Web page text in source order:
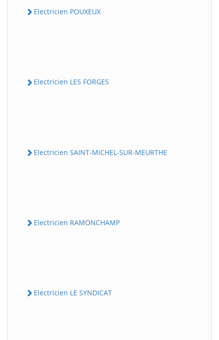
Electricien POUXEUX
Electricien LES FORGES
Electricien SAINT-MICHEL-SUR-MEURTHE
Electricien RAMONCHAMP
Electricien LE SYNDICAT